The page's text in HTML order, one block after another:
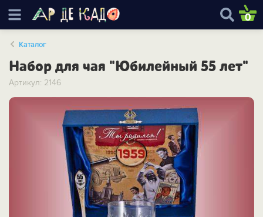
0
Каталог
Набор для чая "Юбилейный 55 лет"
Артикул: 2146